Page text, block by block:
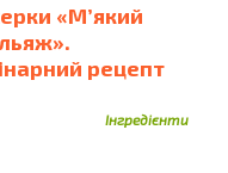
«М’який
рецепт
Інгредієнти